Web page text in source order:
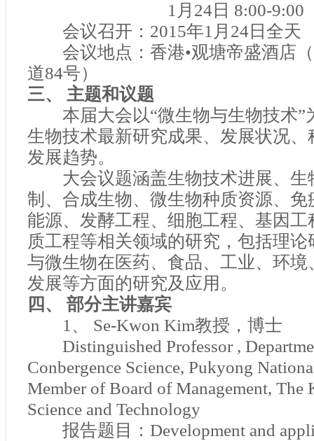
1 月 24 日 8:00-9:00
会议召开： 2015年1 月 24 日全天
会议地点：香港•观塘帝盛酒店（
道84号）
三、 主题和议题
本届大会以“微生物与生物技术”
生物技术最新研究成果、发展状况
发展趋势。
大会议题涵盖生物技术进展、生
制、合成生物、微生物种质资源、
能源、发酵工程、细胞工程、基因
质工程等相关领域的研究，包括理
与微生物在医药、食品、工业、环
发展等方面的研究及应用。
四、 部分主讲嘉宾
1 、 Se-Kwon Kim教授，博士
Distinguished Professor ,
Conbergence Science, Pukyong
Member of Board of Management, The
Science and Technology
报告题目： Development and